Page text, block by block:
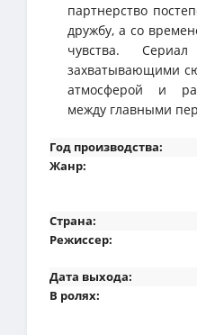
партнерство
дружбу, а со
чувства.
захватывающими
атмосферой и
между главными
Год производства:
Жанр:
Страна:
Режиссер:
Дата выхода:
В ролях: